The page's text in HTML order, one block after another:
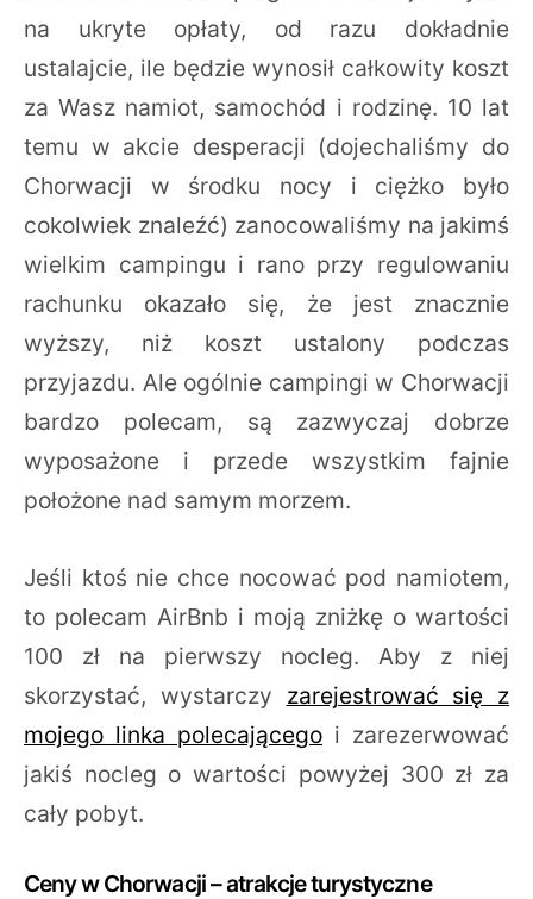
na ukryte opłaty, od razu dokładnie
ustalajcie, ile będzie wynosił całkowity koszt
za Wasz namiot, samochód i rodzinę. 10 lat
temu w akcie desperacji (dojechaliśmy do
Chorwacji w środku nocy i ciężko było
cokolwiek znaleźć) zanocowaliśmy na jakimś
wielkim campingu i rano przy regulowaniu
rachunku okazało się, że jest znacznie
wyższy, niż koszt ustalony podczas
przyjazdu. Ale ogólnie campingi w Chorwacji
bardzo polecam, są zazwyczaj dobrze
wyposażone i przede wszystkim fajnie
położone nad samym morzem.
Jeśli ktoś nie chce nocować pod namiotem,
to polecam AirBnb i moją zniżkę o wartości
100 zł na pierwszy nocleg. Aby z niej
skorzystać, wystarczy zarejestrować się z
mojego linka polecającego i zarezerwować
jakiś nocleg o wartości powyżej 300 zł za
cały pobyt.
Ceny w Chorwacji – atrakcje turystyczne